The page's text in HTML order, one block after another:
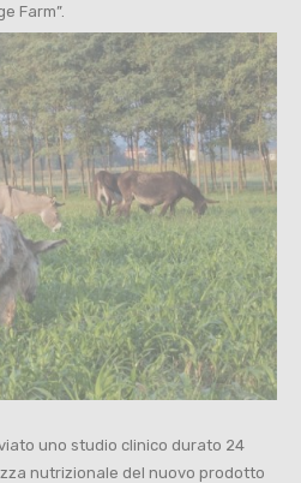
Farm”.
uno studio clinico durato 24
nutrizionale del nuovo prodotto